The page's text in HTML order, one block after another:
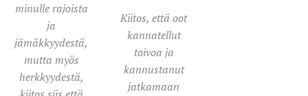
minulle rajoista
ja
jämäkkyydestä,
mutta myös
herkkyydestä,
Kiitos, että oot
kannatellut
toivoa ja
kannustanut
jatkamaan